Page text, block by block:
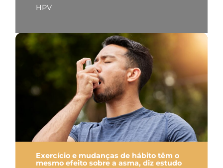
HPV
Exercício e mudanças de hábito têm o
mesmo efeito sobre a asma, diz estudo